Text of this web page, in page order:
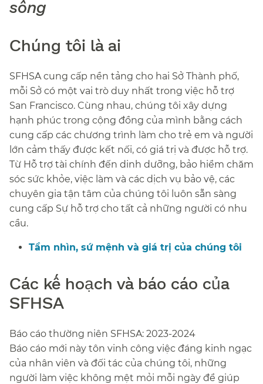
sống​​
Chúng tôi là ai​​
SFHSA cung cấp nền tảng cho hai Sở Thành phố,
mỗi Sở có một vai trò duy nhất trong việc hỗ trợ
San Francisco. Cùng nhau, chúng tôi xây dựng
hạnh phúc trong cộng đồng của mình bằng cách
cung cấp các chương trình làm cho trẻ em và người
lớn cảm thấy được kết nối, có giá trị và được hỗ trợ.
Từ Hỗ trợ tài chính đến dinh dưỡng, bảo hiểm chăm
sóc sức khỏe, việc làm và các dịch vụ bảo vệ, các
chuyên gia tận tâm của chúng tôi luôn sẵn sàng
cung cấp Sự hỗ trợ cho tất cả những người có nhu
cầu.​​
Tầm nhìn, sứ mệnh và giá trị của chúng tôi​​
Các kế hoạch và báo cáo của
SFHSA​​
Báo cáo thường niên SFHSA: 2023-2024​​
Báo cáo mới này tôn vinh công việc đáng kinh ngạc
của nhân viên và đối tác của chúng tôi, những
người làm việc không mệt mỏi mỗi ngày để giúp